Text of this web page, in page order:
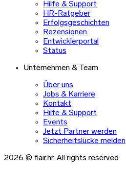
Hilfe & Support
HR-Ratgeber
Erfolgsgeschichten
Rezensionen
Entwicklerportal
Status
Unternehmen & Team
Über uns
Jobs & Karriere
Kontakt
Hilfe & Support
Events
Jetzt Partner werden
Sicherheitslücke melden
2026 © flair.hr. All rights reserved